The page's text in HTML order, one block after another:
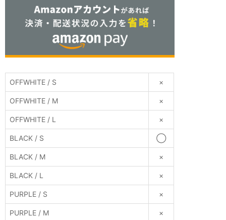
OFFWHITE / S ×
OFFWHITE / M ×
OFFWHITE / L ×
BLACK / S ◯
BLACK / M ×
BLACK / L ×
PURPLE / S ×
PURPLE / M ×